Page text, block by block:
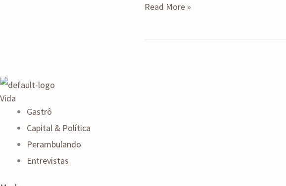
Read More »
Vida
Gastrô
Capital & Política
Perambulando
Entrevistas